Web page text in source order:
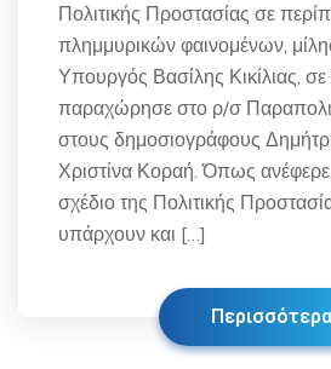
Πολιτικής Προστασίας σε
πλημμυρικών φαινομένων,
Υπουργός Βασίλης Κικίλιας,
παραχώρησε στο ρ/σ
στους δημοσιογράφους
Χριστίνα Κοραή. Όπως
σχέδιο της Πολιτικής
υπάρχουν και […]
Περισσότερα